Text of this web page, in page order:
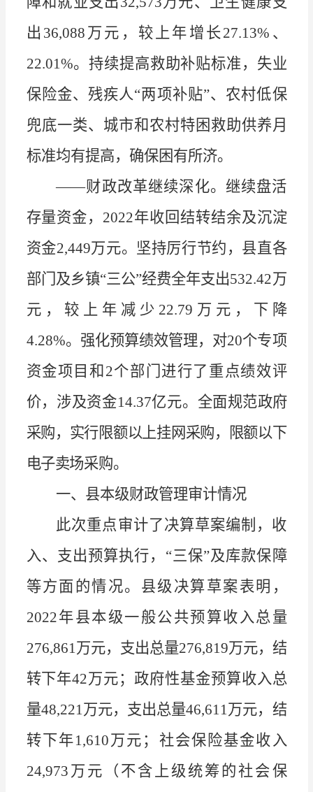
出 36,088 万元，较上年增长27.13% 、
22.01%。持续提高救助补贴标准，失业
保险金、残疾人“两项补贴”、农村低保
兜底一类、城市和农村特困救助供养月
标准均有提高，确保困有所济。
——财政改革继续深化。继续盘活
存量资金， 2022年收回结转结余及沉淀
资金2,449万元。坚持厉行节约，县直各
部门及乡镇“三公”经费全年支出532.42万
元，较上年减少 22.79 万元，下降
4.28%。强化预算绩效管理，对20个专项
资金项目和 2个部门进行了重点绩效评
价，涉及资金14.37亿元。全面规范政府
采购，实行限额以上挂网采购，限额以下
电子卖场采购。
一、县本级财政管理审计情况
此次重点审计了决算草案编制，收
入、支出预算执行， “三保”及库款保障
等方面的情况。县级决算草案表明，
2022年县本级一般公共预算收入总量
276,861万元，支出总量276,819万元，结
转下年42万元；政府性基金预算收入总
量48,221万元，支出总量46,611万元，结
转下年1,610万元；社会保险基金收入
24,973 万元（不含上级统筹的社会保